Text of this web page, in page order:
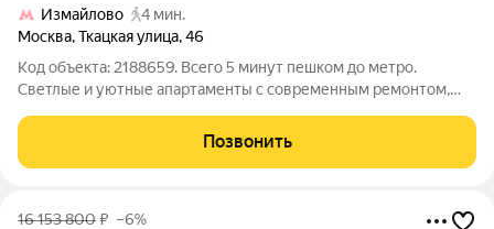
Измайлово
4 мин.
Москва,Ткацкая улица,46
Код объекта: 2188659. Всего 5 минут пешком до метро.
Светлые и уютные апартаменты с современным ремонтом,
Высокие потолки 3 метра Антресольный уровень со спальнымПозвонить
16 153 800₽ –6%